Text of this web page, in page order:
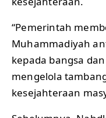
“Pemerintah
Muhammadiyah
kepada bangsa
mengelola
kesejahteraan